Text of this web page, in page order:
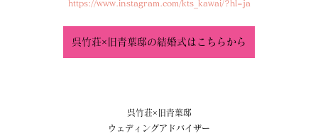
https://www.instagram.com/kts_kawai/?hl=ja
呉竹荘×旧青葉邸の結婚式はこちらから
呉竹荘×旧青葉邸
ウェディングアドバイザー